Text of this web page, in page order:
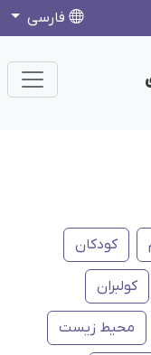
فارسی
کودکان
کولبران
محیط زیست